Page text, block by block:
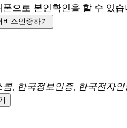
폰으로 본인확인을 할 수 있습
비스인증하기
콤, 한국정보인증, 한국전자인